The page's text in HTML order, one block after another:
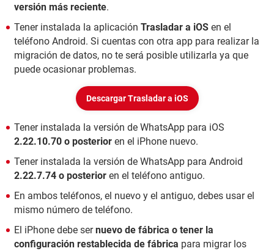
versión más reciente.
Tener instalada la aplicación Trasladar a iOS en el
teléfono Android. Si cuentas con otra app para realizar la
migración de datos, no te será posible utilizarla ya que
puede ocasionar problemas.
Descargar Trasladar a iOS
Tener instalada la versión de WhatsApp para iOS
2.22.10.70 o posterior en el iPhone nuevo.
Tener instalada la versión de WhatsApp para Android
2.22.7.74 o posterior en el teléfono antiguo.
En ambos teléfonos, el nuevo y el antiguo, debes usar el
mismo número de teléfono.
El iPhone debe sernuevo de fábrica o tener la
configuración restablecida de fábrica para migrar los